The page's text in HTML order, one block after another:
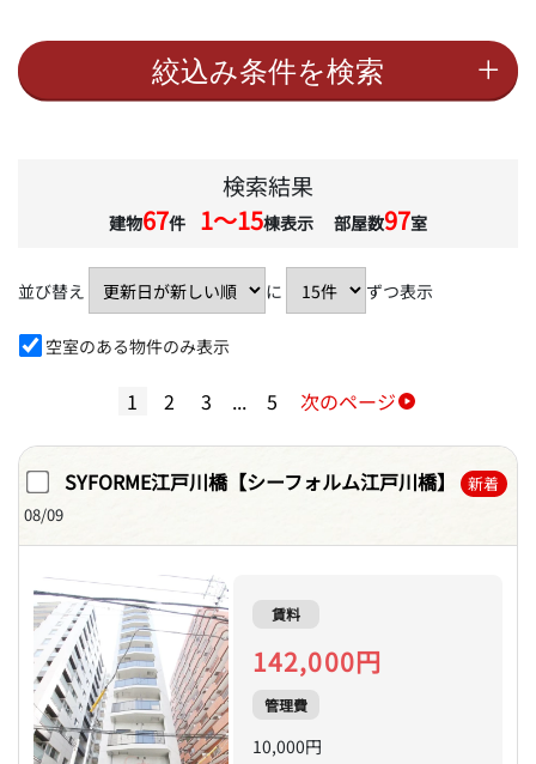
検索結果
建物67件 1〜15棟表示 部屋数97室
並び替え に ずつ表示
空室のある物件のみ表示
1 2 3 ... 5 次のページ
SYFORME江戸川橋【シーフォルム江戸川橋】
新着
08/09
賃料
142,000円
管理費
10,000円